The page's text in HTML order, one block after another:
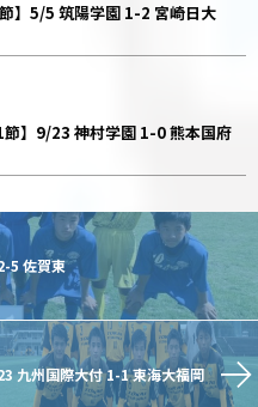
】5/5 筑陽学園 1-2 宮崎日大
節】9/23 神村学園 1-0 熊本国府
5 佐賀東
九州国際大付 1-1 東海大福岡